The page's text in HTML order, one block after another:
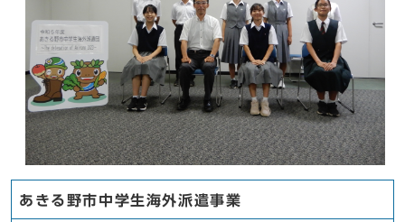
あきる野市中学生海外派遣事業